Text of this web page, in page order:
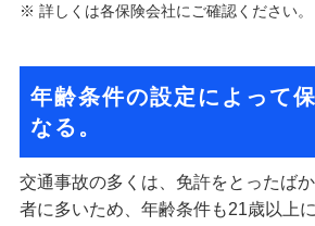
※ 詳しくは各保険会社にご確認ください。
年齢条件の設定によって
なる。
交通事故の多くは、免許をとったば
者に多いため、年齢条件も21歳以上